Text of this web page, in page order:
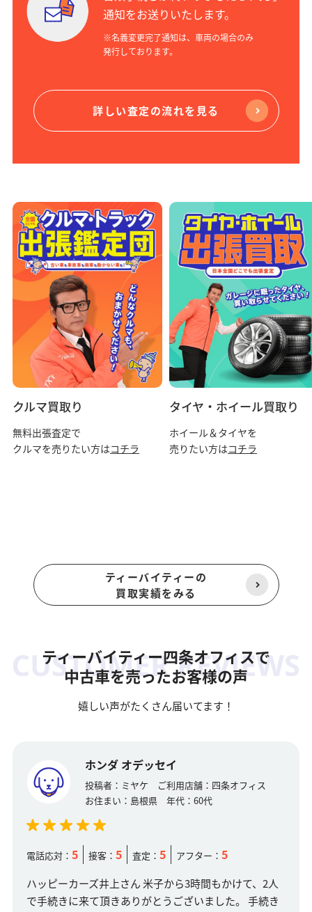
通知をお送りいたします。
※名義変更完了通知は、車両の場合のみ
発行しております。
詳しい査定の流れを見る
クルマ買取り
無料出張査定で
クルマを売りたい方はコチラ
タイヤ・ホイール買取り
ホイール＆タイヤを
売りたい方はコチラ
ティーバイティーの
買取実績をみる
ティーバイティー四条オフィスで
中古車を売ったお客様の声
嬉しい声がたくさん届いてます！
ホンダ オデッセイ
投稿者： ミヤケ ご利用店舗： 四条オフィス
お住まい： 島根県 年代： 60代
電話応対： 5 接客： 5 査定： 5 アフター： 5
ハッピーカーズ井上さん 米子から3時間もかけて、2人
で手続きに来て頂きありがとうございました。 手続き